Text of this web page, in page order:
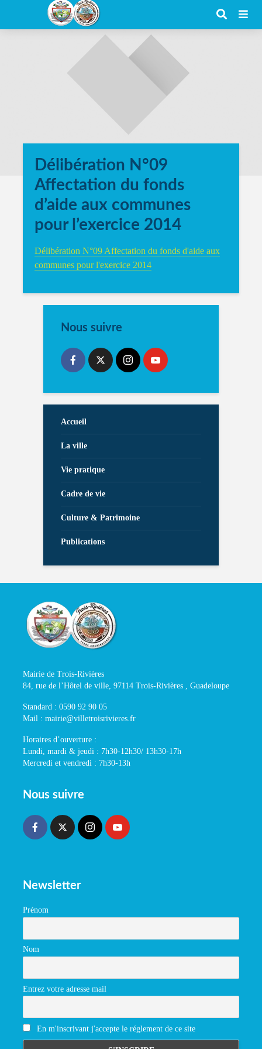
Délibération N°09
Affectation du fonds
d’aide aux communes
pour l’exercice 2014
Délibération N°09 Affectation du fonds d'aide aux
communes pour l'exercice 2014
Nous suivre
Accueil
La ville
Vie pratique
Cadre de vie
Culture & Patrimoine
Publications
Mairie de Trois-Rivières
84, rue de l’Hôtel de ville, 97114 Trois-Rivières , Guadeloupe
Standard : 0590 92 90 05
Mail : mairie@villetroisrivieres.fr
Horaires d’ouverture :
Lundi, mardi & jeudi : 7h30-12h30/ 13h30-17h
Mercredi et vendredi : 7h30-13h
Nous suivre
Newsletter
Prénom
Nom
Entrez votre adresse mail
En m'inscrivant j'accepte le réglement de ce site